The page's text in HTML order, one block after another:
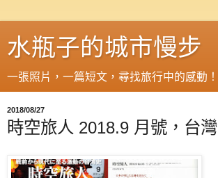
水瓶子的城市慢步
一張照片，一篇短文，尋找旅行中的感動！
2018/08/27
時空旅人 2018.9 月號，台灣